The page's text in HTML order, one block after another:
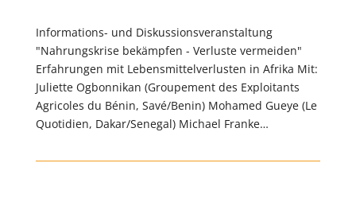
Informations- und Diskussionsveranstaltung
"Nahrungskrise bekämpfen - Verluste vermeiden"
Erfahrungen mit Lebensmittelverlusten in Afrika Mit:
Juliette Ogbonnikan (Groupement des Exploitants
Agricoles du Bénin, Savé/Benin) Mohamed Gueye (Le
Quotidien, Dakar/Senegal) Michael Franke…